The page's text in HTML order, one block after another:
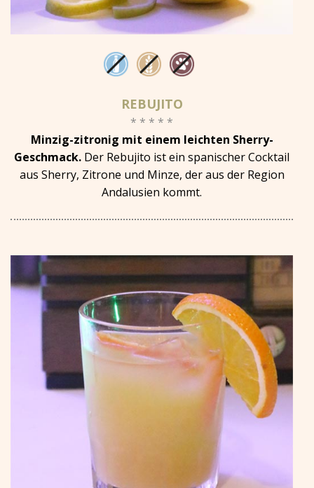
REBUJITO
* * * * *
Minzig-zitronig mit einem leichten Sherry-
Geschmack. Der Rebujito ist ein spanischer Cocktail
aus Sherry, Zitrone und Minze, der aus der Region
Andalusien kommt.